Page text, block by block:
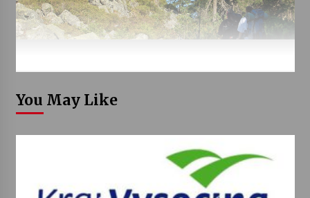
You May Like